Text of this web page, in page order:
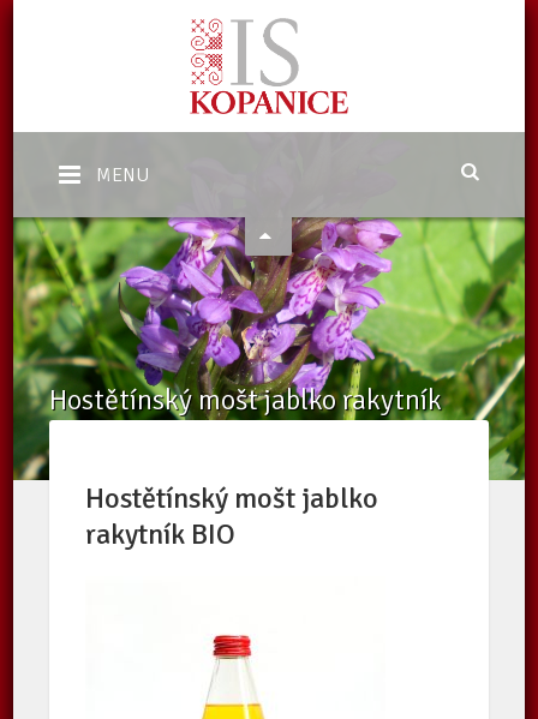
MENU
Hostětínský mošt jablko rakytník
BIO
Hostětínský mošt jablko
rakytník BIO